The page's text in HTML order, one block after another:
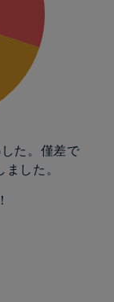
た。僅差で
した。